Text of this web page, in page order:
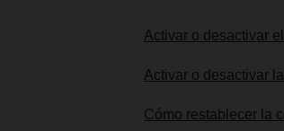
Activar o desactivar
Activar o desactivar
Cómo restablecer la